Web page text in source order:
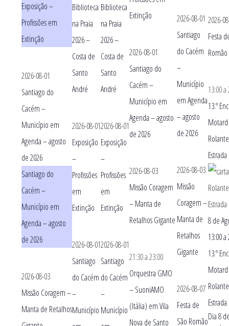
Exposição –
Profissões em
Extinção
2026-08-01
Santiago do
Cacém –
Município em
Agenda – agosto
de 2026
Santiago do
Cacém –
Município em
Agenda – agosto
de 2026
2026-08-03
Missão Coragem –
Manta de Retalhos
Biblioteca
na Praia
2026 –
Costa de
Santo
André
2026-08-01
Exposição
–
Profissões
em
Extinção
2026-08-01
Santiago
do Cacém
–
Município
Biblioteca
na Praia
2026 –
Costa de
Santo
André
2026-08-01
Exposição
–
Profissões
em
Extinção
2026-08-01
Santiago
do Cacém
–
Município
Extinção
2026-08-01
Santiago do
Cacém –
Município em
Agenda – agosto
de 2026
2026-08-03
Missão Coragem
– Manta de
Retalhos Gigante
21:30a23:00
Orquestra GMO
– SuoniAMO
(Itália) em Vila
Nova de Santo
2026-08-01
Santiago
do Cacém
–
Município
em Agenda
– agosto
de 2026
2026-08-03
Missão
Coragem –
Manta de
Retalhos
Gigante
2026-08-07
Festa de
São Romão
2026-
Festa
13:00a
13.º
Estrada
8 de
13:00a
13.º
Estrada
Dia 8